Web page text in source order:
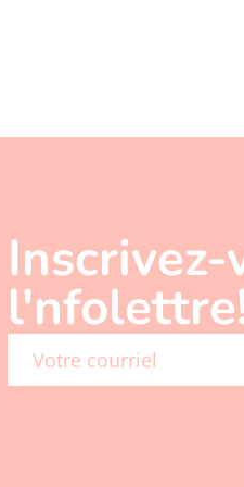
Inscrivez-